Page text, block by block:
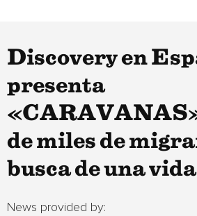
Discovery en
presenta
de miles de
busca de una
News provided by: